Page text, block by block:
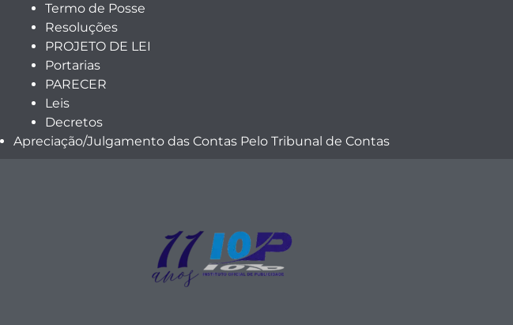
Termo de Posse
Resoluções
PROJETO DE LEI
Portarias
PARECER
Leis
Decretos
Apreciação/Julgamento das Contas Pelo Tribunal de Contas